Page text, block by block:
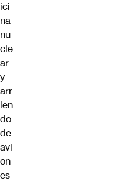
ici
na
nu
cle
ar
y
arr
ien
do
de
avi
on
es